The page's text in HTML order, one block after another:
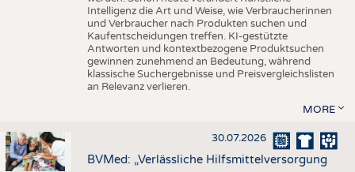
Intelligenz die Art und Weise, wie Verbraucherinnen
und Verbraucher nach Produkten suchen und
Kaufentscheidungen treffen. KI-gestützte
Antworten und kontextbezogene Produktsuchen
gewinnen zunehmend an Bedeutung, während
klassische Suchergebnisse und Preisvergleichslisten
an Relevanz verlieren.
MORE
30.07.2026
BVMed: „Verlässliche Hilfsmittelversorgung